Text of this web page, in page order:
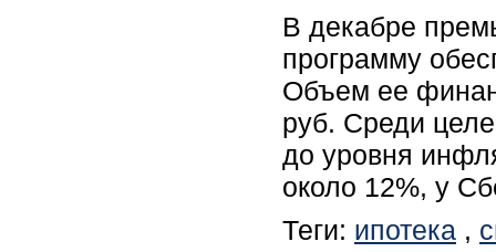
В декабре
программу
Объем ее
руб. Среди
до уровня
около 12%, у
Теги: ипотека ,